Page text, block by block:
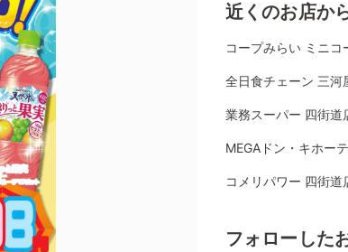
近くのお店か
コープみらい ミニコ
全日食チェーン 三河
業務スーパー 四街道
MEGAドン・キホー
コメリパワー 四街道
フォローした